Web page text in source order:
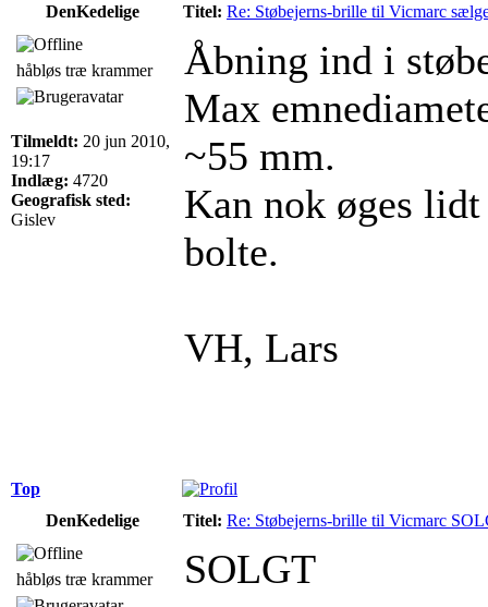
DenKedelige
Titel: Re: Støbejerns-brille til Vicmarc
håbløs træ krammer
Tilmeldt: 20 jun 2010,
19:17
Indlæg: 4720
Geografisk sted:
Gislev
Åbning ind i
Max
~55 mm.
Kan nok øges
bolte.
VH, Lars
Top
DenKedelige
Titel: Re: Støbejerns-brille til Vicmarc
håbløs træ krammer SOLGT